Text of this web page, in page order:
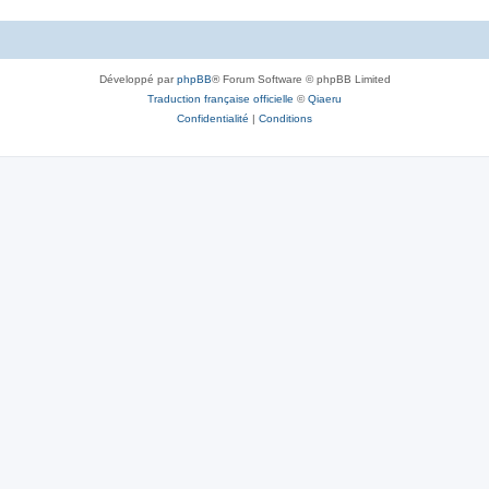
Développé parphpBB® Forum Software © phpBB Limited
Traduction française officielle ©Qiaeru
Confidentialité | Conditions